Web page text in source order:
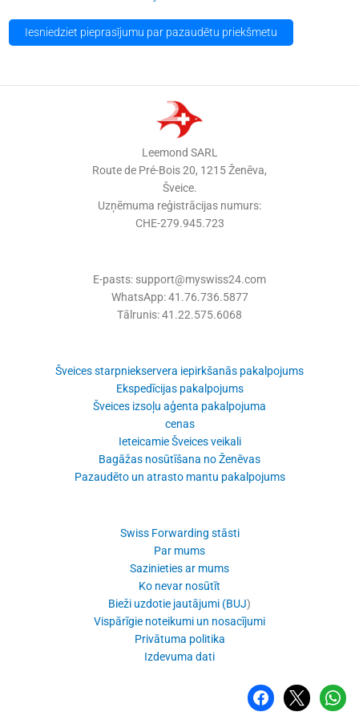
Leemond SARL
Route de Pré-Bois 20, 1215 Ženēva,
Šveice.
Uzņēmuma reģistrācijas numurs:
CHE-279.945.723
E-pasts: support@myswiss24.com
WhatsApp: 41.76.736.5877
Tālrunis: 41.22.575.6068
Šveices starpniekservera iepirkšanās pakalpojums
Ekspedīcijas pakalpojums
Šveices izsoļu aģenta pakalpojuma
cenas
Ieteicamie Šveices veikali
Bagāžas nosūtīšana no Ženēvas
Pazaudēto un atrasto mantu pakalpojums
Swiss Forwarding stāsti
Par mums
Sazinieties ar mums
Ko nevar nosūtīt
Bieži uzdotie jautājumi (BUJ)
Vispārīgie noteikumi un nosacījumi
Privātuma politika
Izdevuma dati
Facebook
x